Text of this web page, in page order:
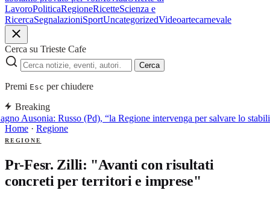
LavoroPoliticaRegioneRicetteScienza e
RicercaSegnalazioniSportUncategorizedVideoartecarnevale
Cerca su Trieste Cafe
Cerca
Premi Esc per chiudere
Breaking
Ausonia: Russo (Pd), “la Regione intervenga per salvare lo
Home · Regione
REGIONE
Pr-Fesr. Zilli: "Avanti con risultati
concreti per territori e imprese"